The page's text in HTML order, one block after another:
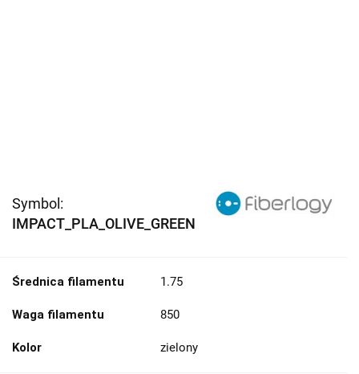
Symbol:
IMPACT_PLA_OLIVE_GREEN
Średnica filamentu 1.75
Waga filamentu 850
Kolor zielony